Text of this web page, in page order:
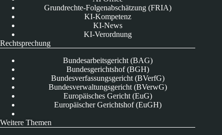
Grundrechte-Folgenabschätzung (FRIA)
KI-Kompetenz
KI-News
KI-Verordnung
Rechtsprechung
Bundesarbeitsgericht (BAG)
Bundesgerichtshof (BGH)
Bundesverfassungsgericht (BVerfG)
Bundesverwaltungsgericht (BVerwG)
Europäisches Gericht (EuG)
Europäischer Gerichtshof (EuGH)
Weitere Themen